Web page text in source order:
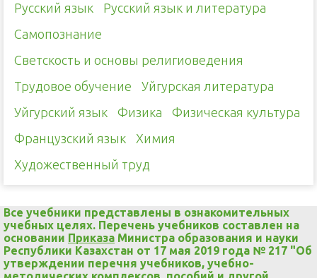
Русский язык
Русский язык и литература
Самопознание
Светскость и основы религиоведения
Трудовое обучение
Уйгурская литература
Уйгурский язык
Физика
Физическая культура
Французский язык
Химия
Художественный труд
Все учебники представлены в ознакомительных
учебных целях. Перечень учебников составлен на
основании Приказа Министра образования и науки
Республики Казахстан от 17 мая 2019 года № 217 "Об
утверждении перечня учебников, учебно-